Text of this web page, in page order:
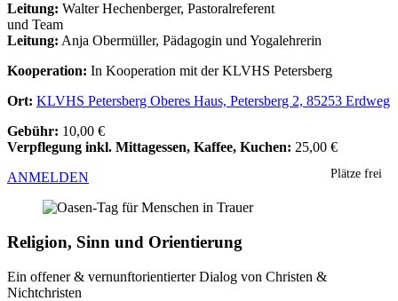
Leitung: Walter Hechenberger, Pastoralreferent
und Team
Leitung: Anja Obermüller, Pädagogin und Yogalehrerin
Kooperation: In Kooperation mit der KLVHS Petersberg
Ort: KLVHS Petersberg Oberes Haus, Petersberg 2, 85253 Erdweg
Gebühr: 10,00 €
Verpflegung inkl. Mittagessen, Kaffee, Kuchen: 25,00 €
Plätze frei
ANMELDEN
Religion, Sinn und Orientierung
Ein offener & vernunft­orientierter Dialog von Christen &
Nichtchristen